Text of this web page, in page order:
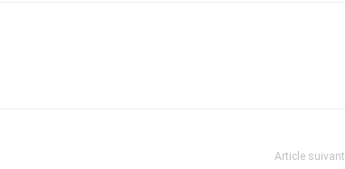
Article suivant